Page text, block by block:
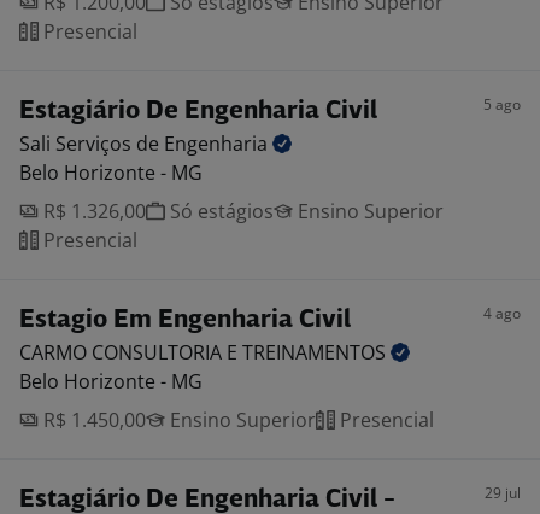
Presencial
Estagiário De Engenharia Civil 5 ago
Sali Serviços de Engenharia
Belo Horizonte - MG
R$ 1.326,00
Só estágios
Ensino Superior
Presencial
Estagio Em Engenharia Civil 4 ago
CARMO CONSULTORIA E TREINAMENTOS
Belo Horizonte - MG
R$ 1.450,00
Ensino Superior Presencial
Estagiário De Engenharia Civil -
29 jul